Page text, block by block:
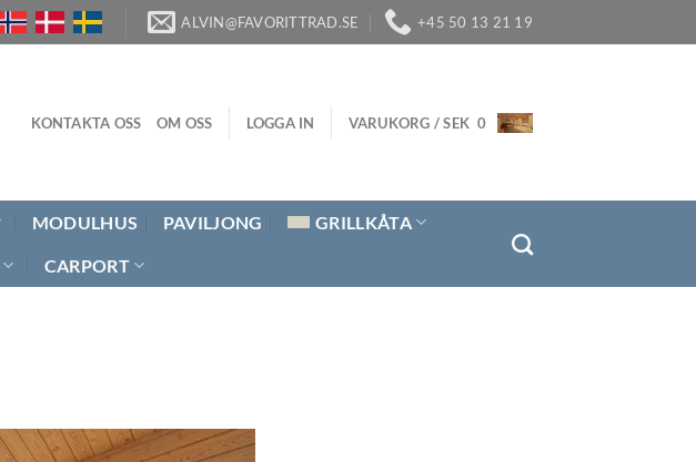
ALVIN@FAVORITTRAD.SE +45 50 13 21 19
KONTAKTA OSS OM OSS LOGGA IN VARUKORG /SEK 0
MODULHUS PAVILJONG GRILLKÅTA
CARPORT